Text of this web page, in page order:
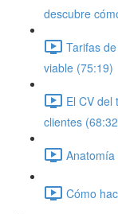
descubre
Tarifas
viable (75:19)
El CV del
clientes
Anatomía
Cómo